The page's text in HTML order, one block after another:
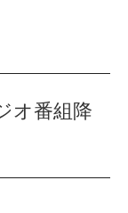
オ番組降